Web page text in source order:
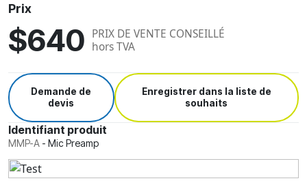
Prix
$640 PRIX DE VENTE CONSEILLÉ
hors TVA
Demande de
devis
Enregistrer dans la liste de
souhaits
Identifiant produit
MMP-A - Mic Preamp